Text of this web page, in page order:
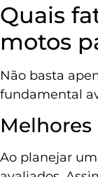
Quais
motos
Não basta
fundamental
Ao planejar